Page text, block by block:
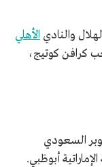
الأهلي
كرافن كوتيج،
السعودي